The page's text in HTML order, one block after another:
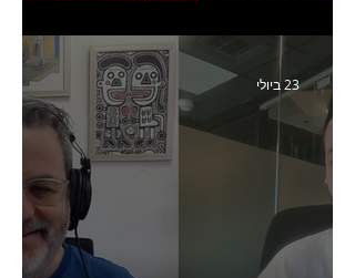
Humanz ישראל
23 ביולי